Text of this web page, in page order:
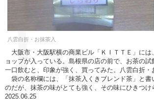
八雲白折・お抹茶入
大阪市・大阪駅横の商業ビル「ＫＩＴＴＥ」には
ョップが入っている。島根県の店の前で、お茶の試
一口飲むと、印象が強く、買ってみた。八雲白折・
袋の名称欄には、「抹茶入くきブレンド茶」と書
のだが、抹茶の味がとても強く、その味にひきつけ
2025.06.25